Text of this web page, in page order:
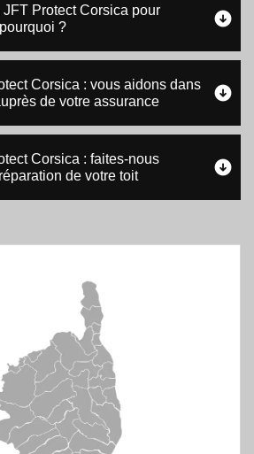
Protect Corsica pour
?
Corsica : vous aidons dans
de votre assurance
Corsica : faites-nous
de votre toit